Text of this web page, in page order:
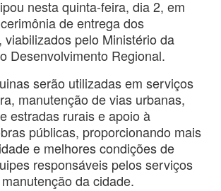
nesta quinta-feira, dia 2, em
de entrega dos
viabilizados pelo Ministério da
Desenvolvimento Regional.
serão utilizadas em serviços
manutenção de vias urbanas,
estradas rurais e apoio à
públicas, proporcionando mais
e melhores condições de
responsáveis pelos serviços
da cidade.